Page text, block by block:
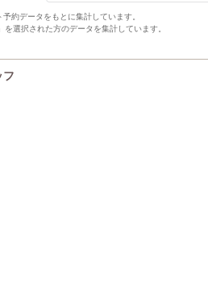
約データをもとに集計しています。
選択された方のデータを集計しています。
フ